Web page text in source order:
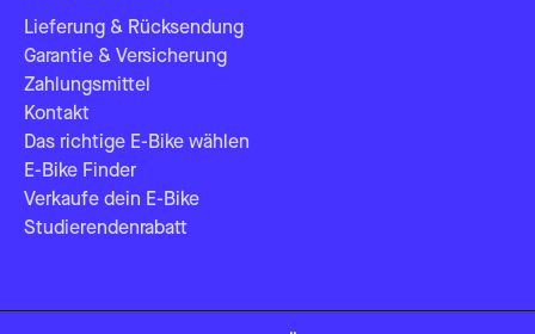
Lieferung & Rücksendung
Garantie & Versicherung
Zahlungsmittel
Kontakt
Das richtige E-Bike wählen
E-Bike Finder
Verkaufe dein E-Bike
Studierendenrabatt